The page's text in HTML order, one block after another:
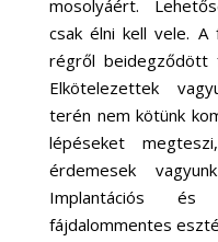
mosolyáért.
csak élni kell vele.
régről beidegződött
Elkötelezettek
terén nem kötünk
lépéseket
érdemesek
Implantációs
fájdalommentes